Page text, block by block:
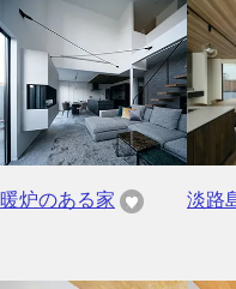
暖炉のある家 淡路